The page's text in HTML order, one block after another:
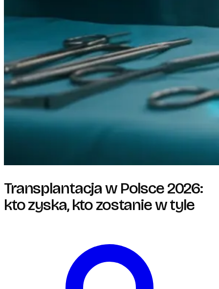
Transplantacja w Polsce 2026:
kto zyska, kto zostanie w tyle